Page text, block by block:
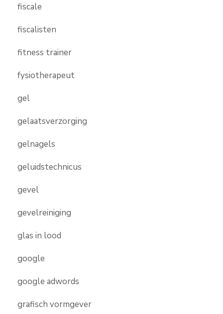
fiscale
fiscalisten
fitness trainer
fysiotherapeut
gel
gelaatsverzorging
gelnagels
geluidstechnicus
gevel
gevelreiniging
glas in lood
google
google adwords
grafisch vormgever